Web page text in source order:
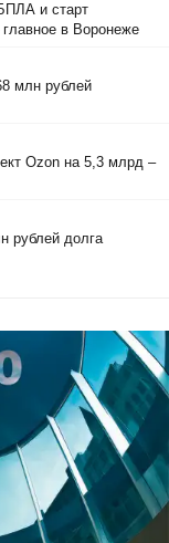
и старт
в Воронеже
млн рублей
Ozon на 5,3 млрд –
рублей долга